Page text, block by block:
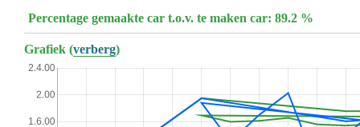
Percentage gemaakte car t.o.v. te maken car: 89.2 %
Grafiek (verberg)